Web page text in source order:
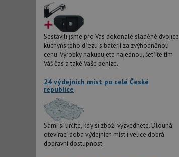
Sestavili jsme pro Vás dokonale sladěné dvojice
kuchyňského dřezu s baterií za zvýhodněnou
cenu. Výrobky nakupujete najednou, šetříte tím
Váš čas a také Vaše peníze.
24 výdejních míst po celé České
republice
Sami si určíte, kdy si zboží vyzvednete. Dlouhá
otevírací doba výdejních míst i velice dobrá
dopravní dostupnost.